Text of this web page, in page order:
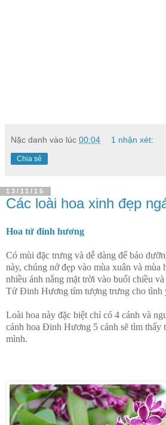
Nặc danh vào lúc 00:04 1 nhận xét:
Chia sẻ
13/11/15
Các loài hoa xinh đẹp
Hoa tử đinh hương
Có mùi đặc trưng và dễ dàng để bảo
này, chúng nở đẹp vào mùa xuân và mùa
nhiều ánh nắng mặt trời vào buổi chiều
Tử Đinh Hương tím tượng trưng cho tình
Loài hoa này đặc biệt chỉ có 4 cánh và
cánh hoa Đinh Hương 5 cánh sẽ tìm thấy
mình.